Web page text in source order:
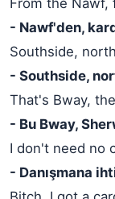
From the Nawf,
- Nawf'den,
Southside,
- Southside,
That's Bway,
- Bu Bway,
I don't need no
- Danışmana